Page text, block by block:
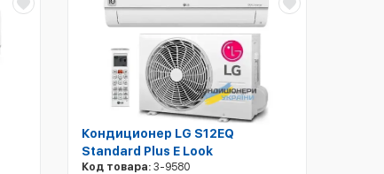
Кондиционер LG S12EQ
Standard Plus E Look
Код товара:3-9580